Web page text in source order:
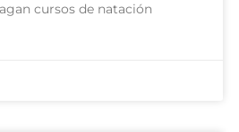
cursos de natación